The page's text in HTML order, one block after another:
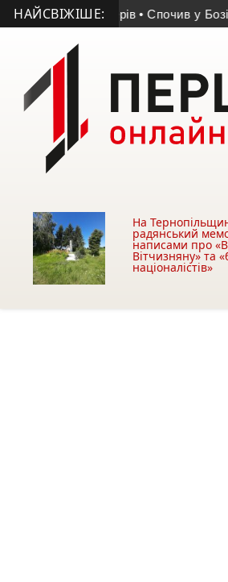
НАЙСВІЖІШЕ:
лідерів • Спочив у Бозі відомий
На
радянський
написами про
Вітчизняну» та
націоналістів»